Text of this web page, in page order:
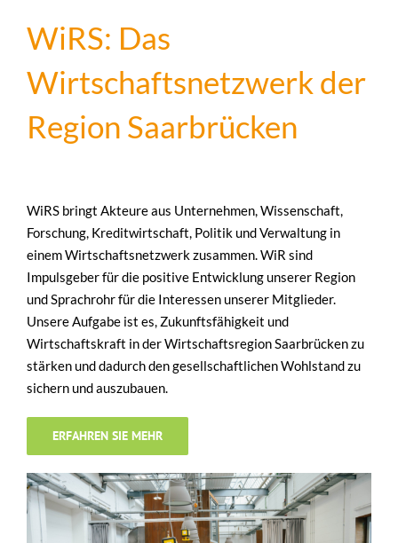
WiRS: Das
Wirtschaftsnetzwerk der
Region Saarbrücken
WiRS bringt Akteure aus Unternehmen, Wissenschaft,
Forschung, Kreditwirtschaft, Politik und Verwaltung in
einem Wirtschaftsnetzwerk zusammen. WiR sind
Impulsgeber für die positive Entwicklung unserer Region
und Sprachrohr für die Interessen unserer Mitglieder.
Unsere Aufgabe ist es, Zukunftsfähigkeit und
Wirtschaftskraft in der Wirtschaftsregion Saarbrücken zu
stärken und dadurch den gesellschaftlichen Wohlstand zu
sichern und auszubauen.
ERFAHREN SIE MEHR